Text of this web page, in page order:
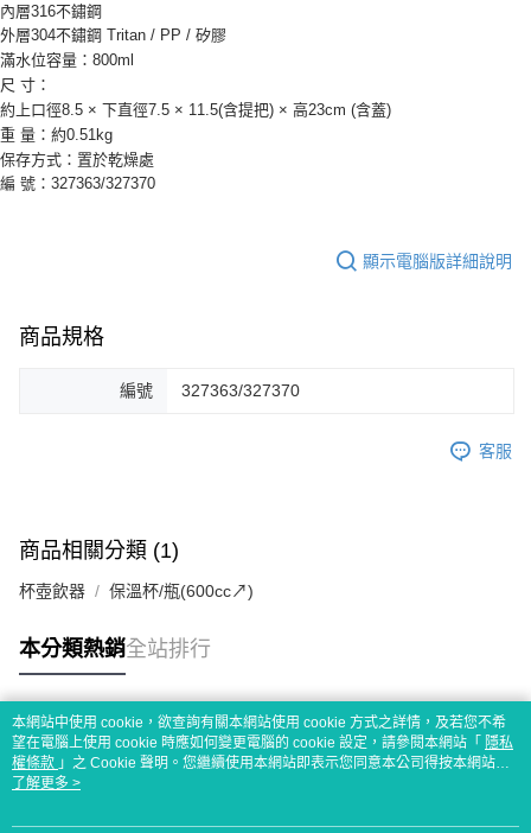
內層316不鏽鋼
外層304不鏽鋼 Tritan / PP / 矽膠
滿水位容量：800ml
尺 寸：
約上口徑8.5 × 下直徑7.5 × 11.5(含提把) × 高23cm (含蓋)
重 量：約0.51kg
保存方式：置於乾燥處
編 號：327363/327370
顯示電腦版詳細說明
商品規格
編號 327363/327370
客服
商品相關分類 (1)
杯壺飲器 保溫杯/瓶(600cc↗)
本分類熱銷全站排行
熱門標籤
本網站中使用 cookie，欲查詢有關本網站使用 cookie 方式之詳情，及若您不希
望在電腦上使用 cookie 時應如何變更電腦的 cookie 設定，請參閱本網站「 隱私
權條款 」之 Cookie 聲明。您繼續使用本網站即表示您同意本公司得按本網站使
用條款之 Cookie 聲明使用 cookie。
了解更多 >